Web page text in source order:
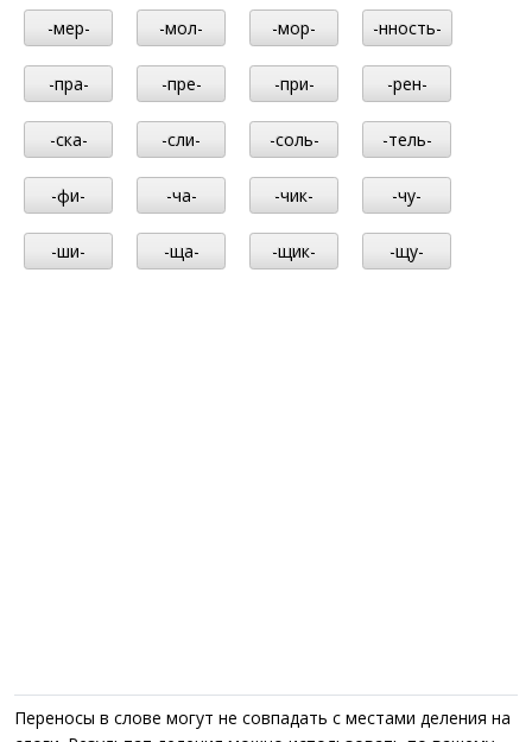
-мер- -мол- -мор- -нность-
-пра- -пре- -при- -рен-
-ска- -сли- -соль- -тель-
-фи- -ча- -чик- -чу-
-ши- -ща- -щик- -щу-
Переносы в слове могут не совпадать с местами деления на